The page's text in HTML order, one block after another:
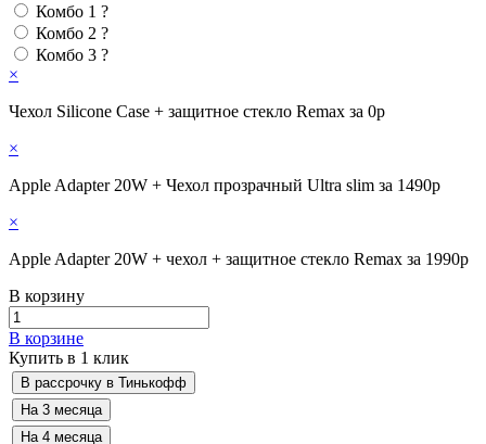
Комбо 1 ?
Комбо 2 ?
Комбо 3 ?
×
Чехол Silicone Case + защитное стекло Remax за 0р
×
Apple Adapter 20W + Чехол прозрачный Ultra slim за 1490р
×
Apple Adapter 20W + чехол + защитное стекло Remax за 1990р
В корзину
В корзине
Купить в 1 клик